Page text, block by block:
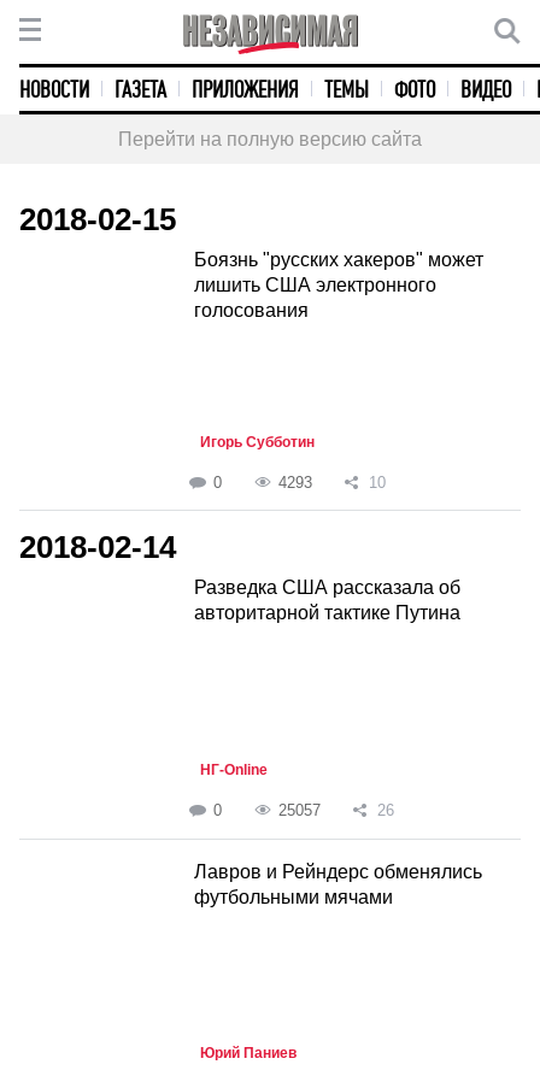
НОВОСТИ ГАЗЕТА ПРИЛОЖЕНИЯ ТЕМЫ ФОТО ВИДЕО
Перейти на полную версию сайта
2018-02-15
Боязнь "русских хакеров" может
лишить США электронного
голосования
Игорь Субботин
0 4293 10
2018-02-14
Разведка США рассказала об
авторитарной тактике Путина
НГ-Online
0 25057 26
Лавров и Рейндерс обменялись
футбольными мячами
Юрий Паниев